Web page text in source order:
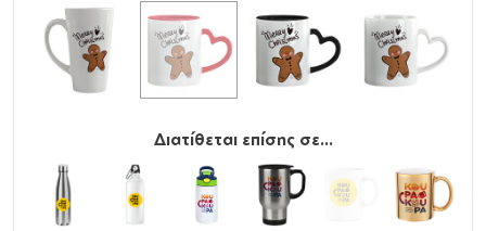
Διατίθεται επίσης σε...